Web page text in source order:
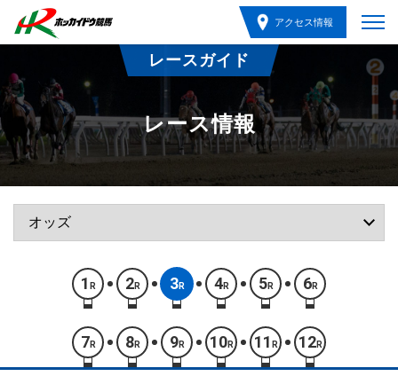
アクセス情報
レースガイド
レース情報
1 R 2R 3R 4R 5R 6R
7 R 8R 9R 10R 11 R 12R